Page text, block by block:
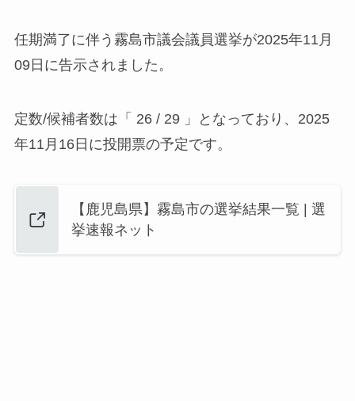
任期満了に伴う霧島市議会議員選挙が2025年11月
09日に告示されました。
定数/候補者数は「 26 / 29 」となっており、2025
年11月16日に投開票の予定です。
【鹿児島県】霧島市の選挙結果一覧 | 選
挙速報ネット